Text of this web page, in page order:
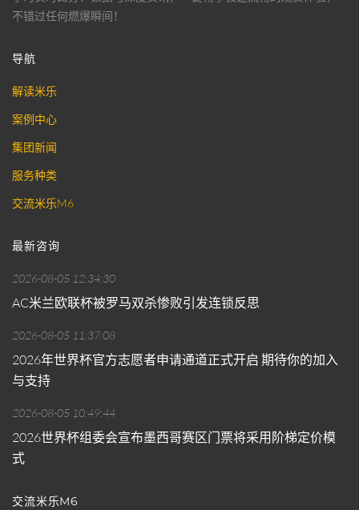
不错过任何燃爆瞬间！
导航
解读米乐
案例中心
集团新闻
服务种类
交流米乐M6
最新咨询
2026-08-05 12:34:30
AC米兰欧联杯被罗马双杀惨败引发连锁反思
2026-08-05 11:37:08
2026年世界杯官方志愿者申请通道正式开启 期待你的加入
与支持
2026-08-05 10:49:44
2026世界杯组委会宣布墨西哥赛区门票将采用阶梯定价模
式
交流米乐M6